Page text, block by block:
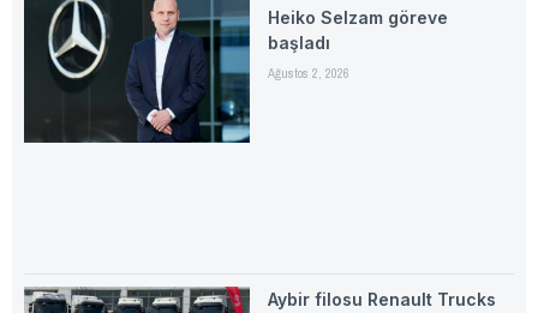
Heiko Selzam göreve
başladı
Ağustos 2, 2026
Aybir filosu Renault Trucks